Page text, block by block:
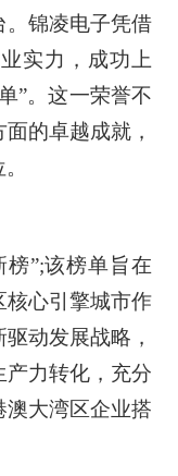
。锦凌电子凭借
实力，成功上
”。这一荣誉不
的卓越成就，
”;该榜单旨在
核心引擎城市作
动发展战略，
力转化，充分
大湾区企业搭